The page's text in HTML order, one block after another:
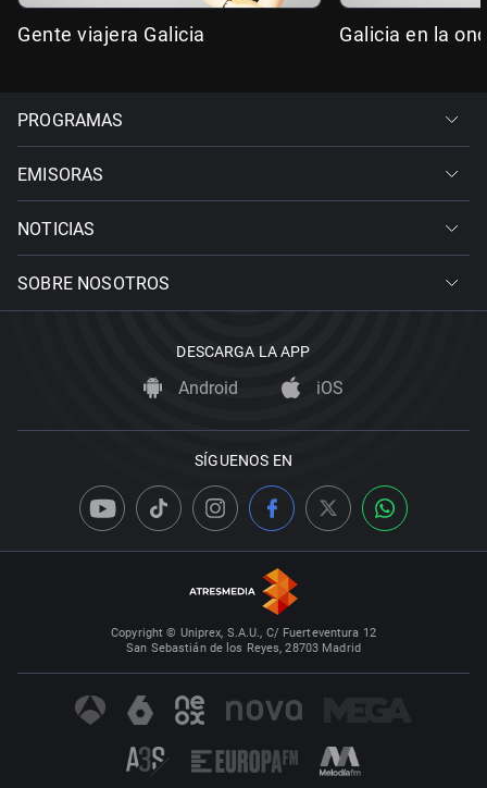
Gente viajera Galicia Galicia en la
PROGRAMAS
EMISORAS
NOTICIAS
SOBRE NOSOTROS
DESCARGA LA APP
Android iOS
SÍGUENOS EN
Copyright © Uniprex, S.A.U., C/ Fuerteventura 12
San Sebastián de los Reyes, 28703 Madrid